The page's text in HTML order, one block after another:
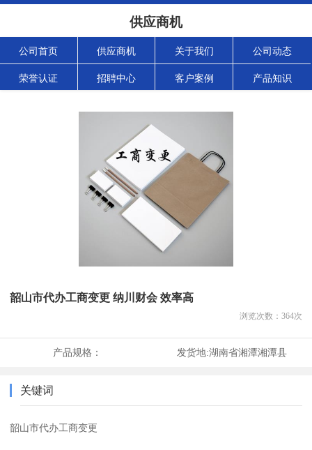
供应商机
公司首页 供应商机 关于我们 公司动态
荣誉认证 招聘中心 客户案例 产品知识
韶山市代办工商变更 纳川财会 效率高
浏览次数： 364次
产品规格： 发货地:湖南省湘潭湘潭县
关键词
韶山市代办工商变更